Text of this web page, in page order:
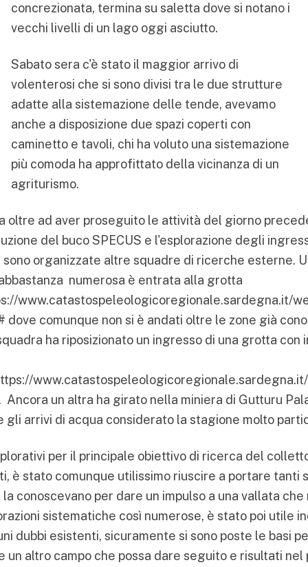
concrezionata, termina su saletta dove si notano i
vecchi livelli di un lago oggi asciutto.
Sabato sera c'è stato il maggior arrivo di
volenterosi che si sono divisi tra le due strutture
adatte alla sistemazione delle tende, avevamo
anche a disposizione due spazi coperti con
caminetto e tavoli, chi ha voluto una sistemazione
più comoda ha approfittato della vicinanza di un
agriturismo.
oltre ad aver proseguito le attività del giorno
del buco SPECUS e l'esplorazione degli
sono organizzate altre squadre di ricerche esterne.
numerosa è entrata alla grotta
www.catastospeleologicoregionale.sardegna.it/
dove comunque non si è andati oltre le zone già
ha riposizionato un ingresso di una grotta con
Ancora un altra ha girato nella miniera di Gutturu
gli arrivi di acqua considerato la stagione molto
per il principale obiettivo di ricerca del
è stato comunque utilissimo riuscire a portare tanti
la conoscevano per dare un impulso a una vallata che
sistematiche così numerose, è stato poi utile
dubbi esistenti, sicuramente si sono poste le basi
un altro campo che possa dare seguito e risultati nel